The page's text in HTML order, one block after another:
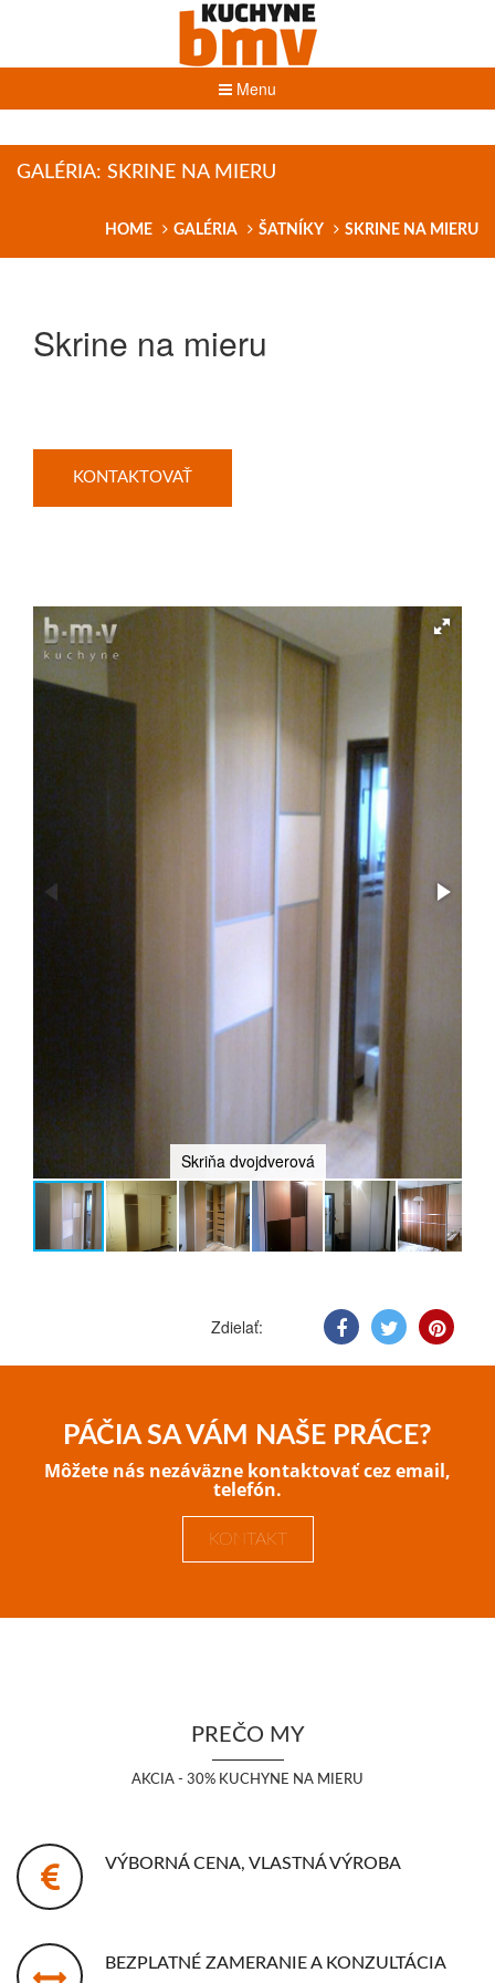
Menu
GALÉRIA: SKRINE NA MIERU
HOME GALÉRIA ŠATNÍKY SKRINE NA MIERU
Skrine na mieru
KONTAKTOVAŤ
Skriňa dvojdverová
Zdielať:
PÁČIA SA VÁM NAŠE PRÁCE?
Môžete nás nezáväzne kontaktovať cez email,
telefón.
KONTAKT
PREČO MY
AKCIA - 30% KUCHYNE NA MIERU
VÝBORNÁ CENA, VLASTNÁ VÝROBA
BEZPLATNÉ ZAMERANIE A KONZULTÁCIA